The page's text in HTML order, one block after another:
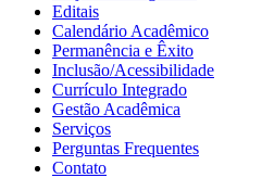
Editais
Calendário Acadêmico
Permanência e Êxito
Inclusão/Acessibilidade
Currículo Integrado
Gestão Acadêmica
Serviços
Perguntas Frequentes
Contato